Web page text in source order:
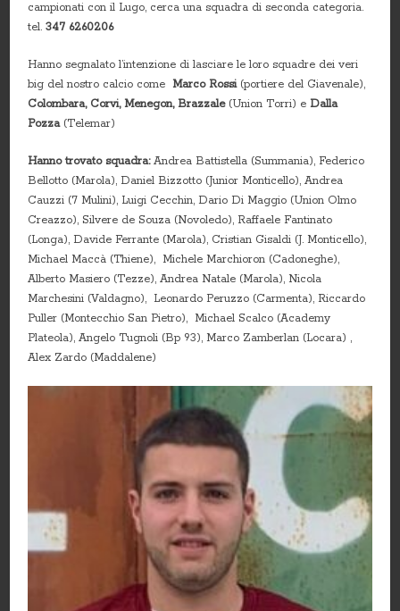
campionati con il Lugo, cerca una squadra di seconda categoria.
tel. 347 6260206
Hanno segnalato l’intenzione di lasciare le loro squadre dei veri
big del nostro calcio comeMarco Rossi(portiere del Giavenale),
Colombara, Corvi, Menegon, Brazzale (Union Torri) eDalla
Pozza(Telemar)
Hanno trovato squadra:Andrea Battistella (Summania), Federico
Bellotto (Marola), Daniel Bizzotto (Junior Monticello), Andrea
Cauzzi (7 Mulini), Luigi Cecchin, Dario Di Maggio (Union Olmo
Creazzo), Silvere de Souza (Novoledo), Raffaele Fantinato
(Longa), Davide Ferrante (Marola), Cristian Gisaldi (J. Monticello),
Michael Maccà (Thiene), Michele Marchioron (Cadoneghe),
Alberto Masiero (Tezze), Andrea Natale (Marola), Nicola
Marchesini (Valdagno), Leonardo Peruzzo (Carmenta), Riccardo
Puller (Montecchio San Pietro), Michael Scalco (Academy
Plateola), Angelo Tugnoli (Bp 93), Marco Zamberlan (Locara) ,
Alex Zardo (Maddalene)